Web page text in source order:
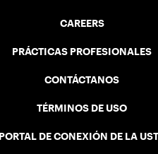
CAREERS
PRÁCTICAS PROFESIONALES
CONTÁCTANOS
TÉRMINOS DE USO
PORTAL DE CONEXIÓN DE LA